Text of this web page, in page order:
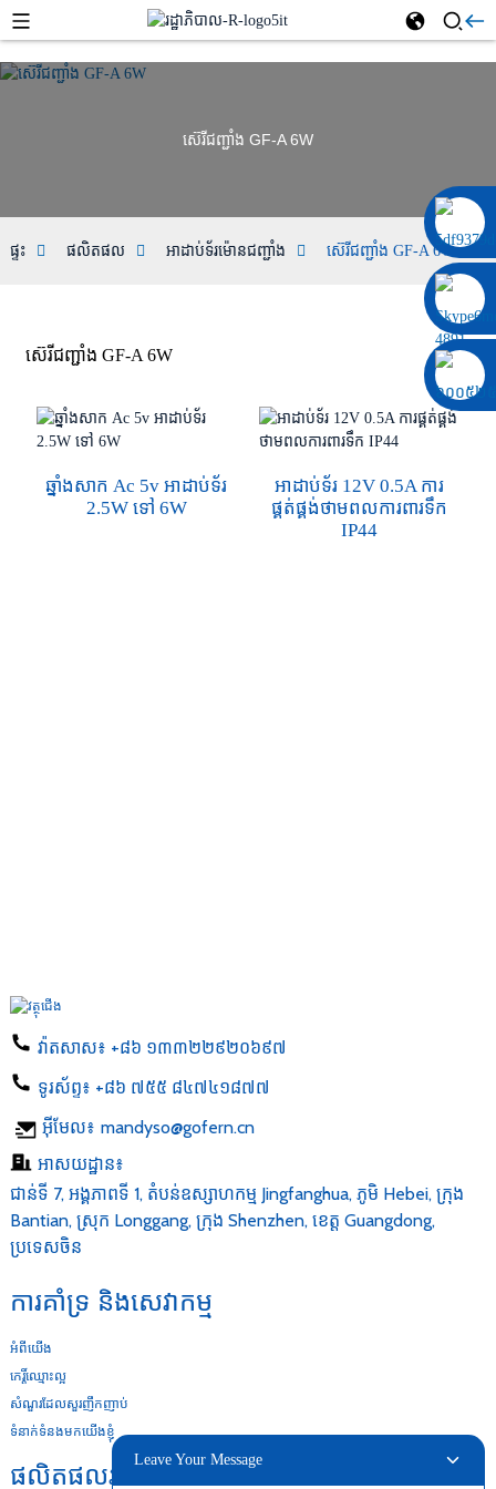
០០៨៦ ១៣៣២២៩២០៦៩៧
ស៊េរីជញ្ជាំង GF-A 6W
ផ្ទះ ផលិតផល អាដាប់ទ័រ​ម៉ោន​ជញ្ជាំង ស៊េរីជញ្ជាំង GF-A 6W
ស៊េរីជញ្ជាំង GF-A 6W
ឆ្នាំងសាក Ac 5v អាដាប់ទ័រ
2.5W ទៅ 6W
អាដាប់ទ័រ 12V 0.5A ការ
ផ្គត់ផ្គង់ថាមពលការពារទឹក
IP44
វ៉ាតសាស៖ +៨៦ ១៣៣២២៩២០៦៩៧
ទូរស័ព្ទ៖ +៨៦ ៧៥៥ ៨៤៧៤១៨៧៧
អ៊ីមែល៖ mandyso@gofern.cn
អាសយដ្ឋាន៖
ជាន់ទី 7, អង្គភាពទី 1, តំបន់ឧស្សាហកម្ម Jingfanghua, ភូមិ Hebei, ក្រុង
Bantian, ស្រុក Longgang, ក្រុង Shenzhen, ខេត្ត Guangdong,
ប្រទេសចិន
ការគាំទ្រ និងសេវាកម្ម
អំពីយើង
កេរ្តិ៍ឈ្មោះល្អ
សំណួរដែលសួរញឹកញាប់
ទំនាក់ទំនងមកយើងខ្ញុំ
ផលិតផលរបស់យើង
Leave Your Message